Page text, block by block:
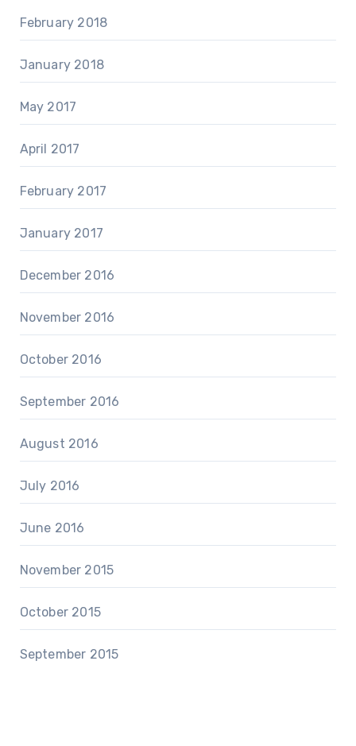
February 2018
January 2018
May 2017
April 2017
February 2017
January 2017
December 2016
November 2016
October 2016
September 2016
August 2016
July 2016
June 2016
November 2015
October 2015
September 2015